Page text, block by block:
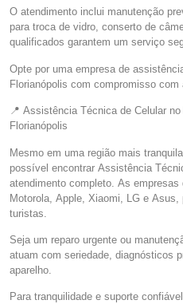
O atendimento inclui manutenção
para troca de vidro, conserto de
qualificados garantem um serviço
Opte por uma empresa de
Florianópolis com compromisso com
📍 Assistência Técnica de Celular
Florianópolis
Mesmo em uma região mais
possível encontrar Assistência
atendimento completo. As empresas
Motorola, Apple, Xiaomi, LG e
turistas.
Seja um reparo urgente ou
atuam com seriedade, diagnósticos
aparelho.
Para tranquilidade e suporte